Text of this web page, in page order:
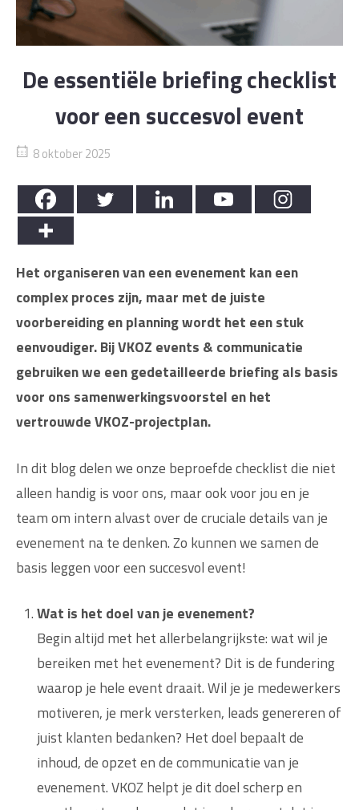
De essentiële briefing checklist
voor een succesvol event
8 oktober 2025
Het organiseren van een evenement kan een
complex proces zijn, maar met de juiste
voorbereiding en planning wordt het een stuk
eenvoudiger. Bij VKOZ events & communicatie
gebruiken we een gedetailleerde briefing als basis
voor ons samenwerkingsvoorstel en het
vertrouwde VKOZ-projectplan.
In dit blog delen we onze beproefde checklist die niet
alleen handig is voor ons, maar ook voor jou en je
team om intern alvast over de cruciale details van je
evenement na te denken. Zo kunnen we samen de
basis leggen voor een succesvol event!
Wat is het doel van je evenement?
Begin altijd met het allerbelangrijkste: wat wil je
bereiken met het evenement? Dit is de fundering
waarop je hele event draait. Wil je je medewerkers
motiveren, je merk versterken, leads genereren of
juist klanten bedanken? Het doel bepaalt de
inhoud, de opzet en de communicatie van je
evenement. VKOZ helpt je dit doel scherp en